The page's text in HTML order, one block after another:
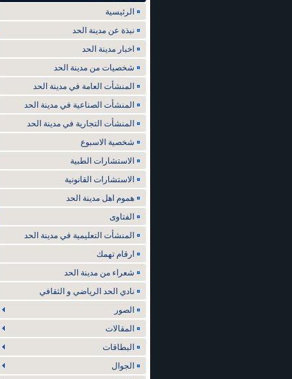
الرئيسية
نبذة عن مدينة الحد
اخبار مدينة الحد
شخصيات من مدينة الحد
المنشأت العامة في مدينة الحد
المنشأت الصناعية في مدينة الحد
المنشأت التجارية في مدينة الحد
شخصية الاسبوع
الاستشارات الطبية
الاستشارات القانونية
هموم اهل مدينة الحد
الفتاوى
المنشأت التعليمية في مدينة الحد
ارقام تهمك
شعراء من مدينة الحد
نادي الحد الرياضي و الثقافي
الصور
المقالات
البطاقات
الجوال